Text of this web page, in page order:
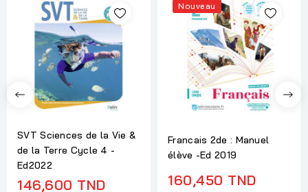
SVT Sciences de la Vie &
de la Terre Cycle 4 -
Ed2022
146,600 TND
Nouveau
Francais 2de : Manuel
élève -Ed 2019
160,450 TND